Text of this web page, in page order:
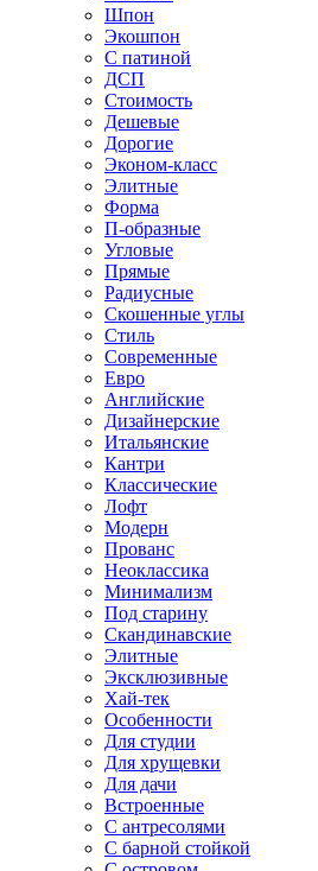
Шпон
Экошпон
С патиной
ДСП
Стоимость
Дешевые
Дорогие
Эконом-класс
Элитные
Форма
П-образные
Угловые
Прямые
Радиусные
Скошенные углы
Стиль
Современные
Евро
Английские
Дизайнерские
Итальянские
Кантри
Классические
Лофт
Модерн
Прованс
Неоклассика
Минимализм
Под старину
Скандинавские
Элитные
Эксклюзивные
Хай-тек
Особенности
Для студии
Для хрущевки
Для дачи
Встроенные
С антресолями
С барной стойкой